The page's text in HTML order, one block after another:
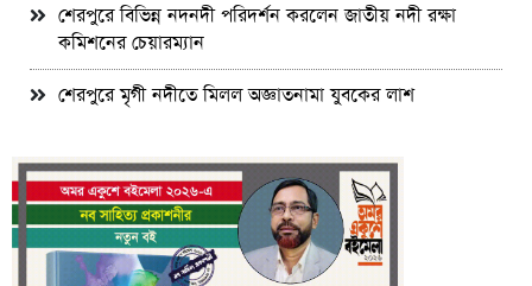
শেরপুরে বিভিন্ন নদনদী পরিদর্শন করলেন জাতীয় নদী রক্ষা
কমিশনের চেয়ারম্যান
শেরপুরে মৃগী নদীতে মিলল অজ্ঞাতনামা যুবকের লাশ